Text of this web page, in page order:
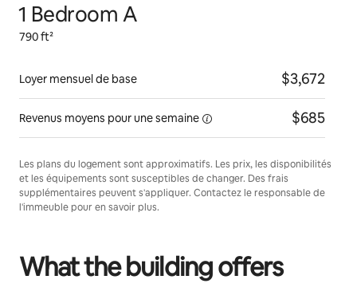
1 Bedroom A
790 ft²
Loyer mensuel de base $3,672
Revenus moyens pour unesemaine $685
Les plans du logement sont approximatifs. Les prix, les disponibilités
et les équipements sont susceptibles de changer. Des frais
supplémentaires peuvent s'appliquer. Contactez le responsable de
l'immeuble pour en savoir plus.
What the building offers